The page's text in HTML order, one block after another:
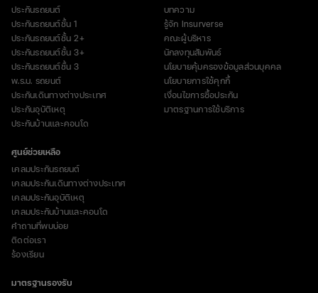
ประกันรถยนต์
ประกันรถยนต์ชั้น 1
ประกันรถยนต์ชั้น 2+
ประกันรถยนต์ชั้น 3+
ประกันรถยนต์ชั้น 3
พ.ร.บ. รถยนต์
ประกันเดินทางต่างประเทศ
ประกันอุบัติเหตุ
ประกันบ้านและคอนโด
บทความ
รู้จัก Insurverse
คณะผู้บริหาร
นักลงทุนสัมพันธ์
นโยบายคุ้มครองข้อมูลส่วนบุคคล
นโยบายการใช้คุกกี้
เงื่อนไขการซื้อประกัน
มาตรฐานการใช้บริการ
ศูนย์ช่วยเหลือ
เคลมประกันรถยนต์
เคลมประกันเดินทางต่างประเทศ
เคลมประกันอุบัติเหตุ
เคลมประกันบ้านและคอนโด
คำถามที่พบบ่อย
ติดต่อเรา
ร้องเรียน
มาตรฐานรองรับ